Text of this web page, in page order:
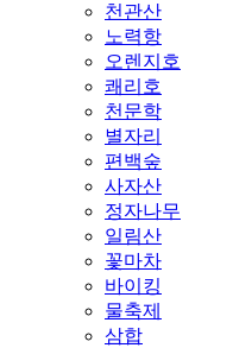
천관산
노력항
오렌지호
쾌리호
천문학
별자리
편백숲
사자산
정자나무
일림산
꽃마차
바이킹
물축제
삼합